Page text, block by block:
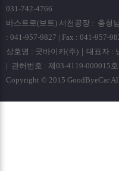
031-742-4766
바스트로(보트) 서천공장 : 충청
: 041-957-9827 | Fax : 041-957-
상호명 : 굿바이카(주)｜대표자 :
| 관허번호 : 제03-4119-000015호
Copyright © 2015 GoodByeCar